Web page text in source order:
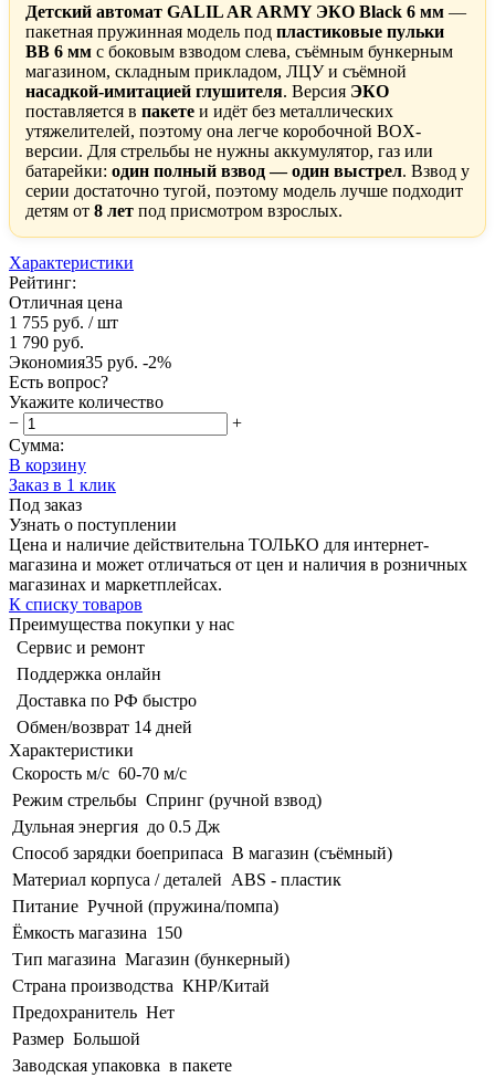
Детский автомат GALIL AR ARMY ЭКО Black 6 мм —
пакетная пружинная модель под пластиковые пульки
BB 6 мм с боковым взводом слева, съёмным бункерным
магазином, складным прикладом, ЛЦУ и съёмной
насадкой-имитацией глушителя. Версия ЭКО
поставляется в пакете и идёт без металлических
утяжелителей, поэтому она легче коробочной BOX-
версии. Для стрельбы не нужны аккумулятор, газ или
батарейки: один полный взвод — один выстрел. Взвод у
серии достаточно тугой, поэтому модель лучше подходит
детям от 8 лет под присмотром взрослых.
Характеристики
Рейтинг:
Отличная цена
1 755 руб. / шт
1 790 руб.
Экономия35 руб. -2%
Есть вопрос?
Укажите количество
−
+
Сумма:
В корзину
Заказ в 1 клик
Под заказ
Узнать о поступлении
Цена и наличие действительна ТОЛЬКО для интернет-
магазина и может отличаться от цен и наличия в розничных
магазинах и маркетплейсах.
К списку товаров
Преимущества покупки у нас
Сервис и ремонт
Поддержка онлайн
Доставка по РФ быстро
Обмен/возврат 14 дней
Характеристики
Скорость м/с 60-70 м/с
Режим стрельбы Спринг (ручной взвод)
Дульная энергия до 0.5 Дж
Способ зарядки боеприпаса В магазин (съёмный)
Материал корпуса / деталей ABS - пластик
Питание Ручной (пружина/помпа)
Ёмкость магазина 150
Тип магазина Магазин (бункерный)
Страна производства КНР/Китай
Предохранитель Нет
Размер Большой
Заводская упаковка в пакете